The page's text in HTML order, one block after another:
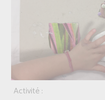
Activité :